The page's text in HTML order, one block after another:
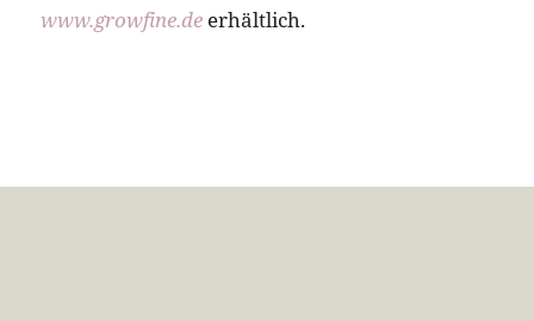
www.growfine.deerhältlich.